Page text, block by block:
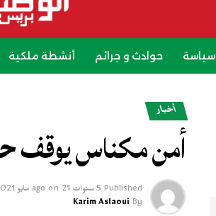
سياسة حوادث و جرائم أنشطة ملكية
أخبار
أمن مكناس يوقف
Published 5 سنوات ago on 21 مايو 2021
By
Karim Aslaoui